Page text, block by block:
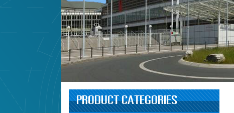
PRODUCT CATEGORIES